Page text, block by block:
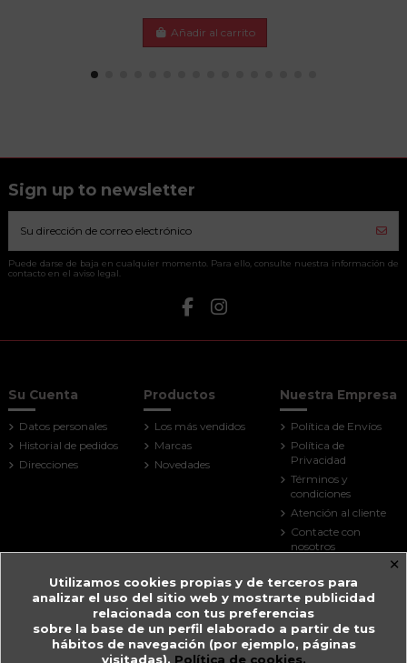
Añadir al carrito
Sign up to newsletter
Puede darse de baja en cualquier momento. Para ello, consulte nuestra información de
contacto en el aviso legal.
Su Cuenta
Datos personales
Historial de pedidos
Direcciones
Productos
Los más vendidos
Marcas
Novedades
Nuestra Empresa
Política de Envíos
Política de
Privacidad
Términos y
condiciones
Atención al cliente
Contacte con
nosotros
Tiendas
Farmacia Guitart
×
Utilizamos cookies propias y de terceros para
analizar el uso del sitio web y mostrarte publicidad
relacionada con tus preferencias
sobre la base de un perfil elaborado a partir de tus
hábitos de navegación (por ejemplo, páginas
visitadas). Política de cookies.